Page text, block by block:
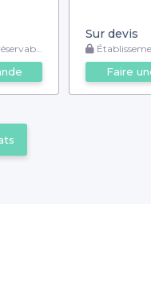
Sur devis
Faire